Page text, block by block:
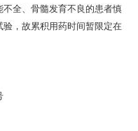
不全、骨髓发育不良的患者慎
，故累积用药时间暂限定在